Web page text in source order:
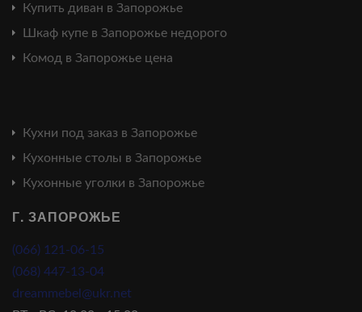
Купить диван в Запорожье
Шкаф купе в Запорожье недорого
Комод в Запорожье цена
Кухни под заказ в Запорожье
Кухонные столы в Запорожье
Кухонные уголки в Запорожье
Г. ЗАПОРОЖЬЕ
(066) 121-06-15
(068) 447-13-04
dreammebel@ukr.net